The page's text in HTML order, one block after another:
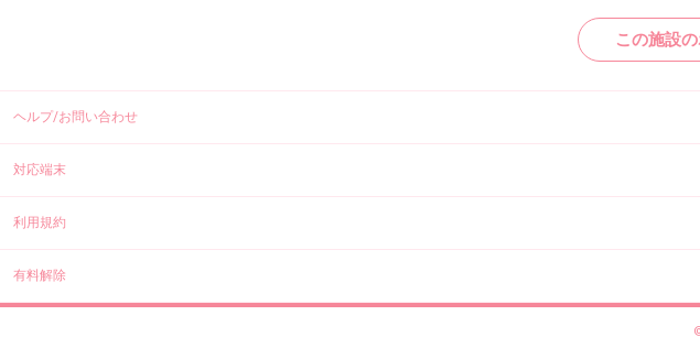
この施設
ヘルプ/お問い合わせ
対応端末
利用規約
有料解除